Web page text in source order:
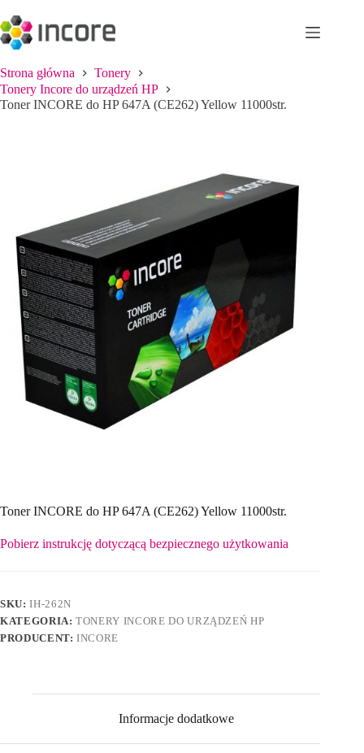
do
treści
Strona główna
Tonery
Tonery Incore do urządzeń HP
Toner INCORE do HP 647A (CE262) Yellow 11000str.
Toner INCORE do HP 647A (CE262) Yellow 11000str.
Pobierz instrukcję dotyczącą bezpiecznego użytkowania
SKU:IH-262N
KATEGORIA:TONERY INCORE DO URZĄDZEŃ HP
PRODUCENT:INCORE
Informacje dodatkowe